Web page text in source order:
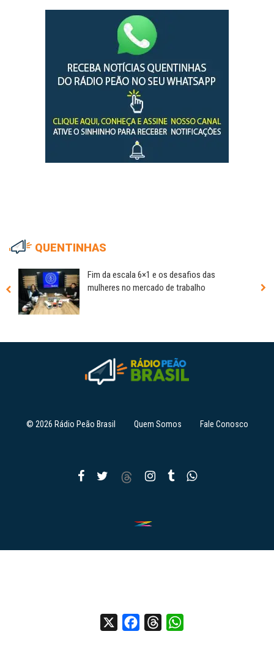
QUENTINHAS
Fim da escala 6×1 e os desafios das
mulheres no mercado de trabalho
© 2026 Rádio Peão Brasil Quem Somos Fale Conosco
X FacebookThreadsWhatsApp